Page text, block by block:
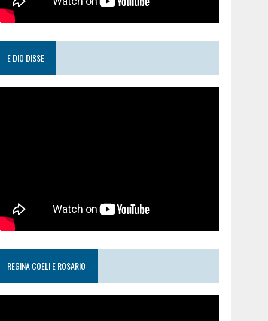
E DIO DISSE
REGINA COELI E ROSARIO